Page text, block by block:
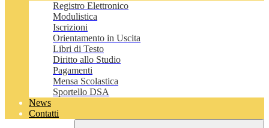
Registro Elettronico
Modulistica
Iscrizioni
Orientamento in Uscita
Libri di Testo
Diritto allo Studio
Pagamenti
Mensa Scolastica
Sportello DSA
News
Contatti